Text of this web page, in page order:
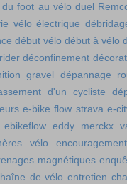
du foot au vélo duel
vélo électrique
début vélo début à vélo
déconfinement
gravel
dépannage
d'un cycliste
e-bike flow strava e-
ebikeflow eddy merckx
vélo
magnétiques
de vélo entretien